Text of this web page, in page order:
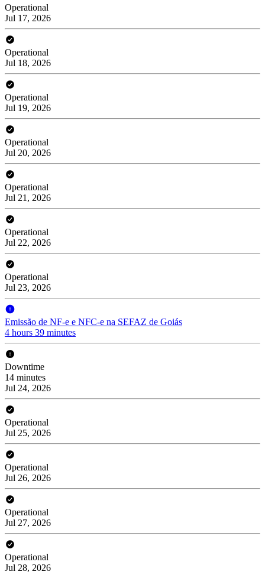
Operational
Jul 17, 2026
Operational
Jul 18, 2026
Operational
Jul 19, 2026
Operational
Jul 20, 2026
Operational
Jul 21, 2026
Operational
Jul 22, 2026
Operational
Jul 23, 2026
Emissão de NF-e e NFC-e na SEFAZ de Goiás
4 hours 39 minutes
Downtime
14 minutes
Jul 24, 2026
Operational
Jul 25, 2026
Operational
Jul 26, 2026
Operational
Jul 27, 2026
Operational
Jul 28, 2026